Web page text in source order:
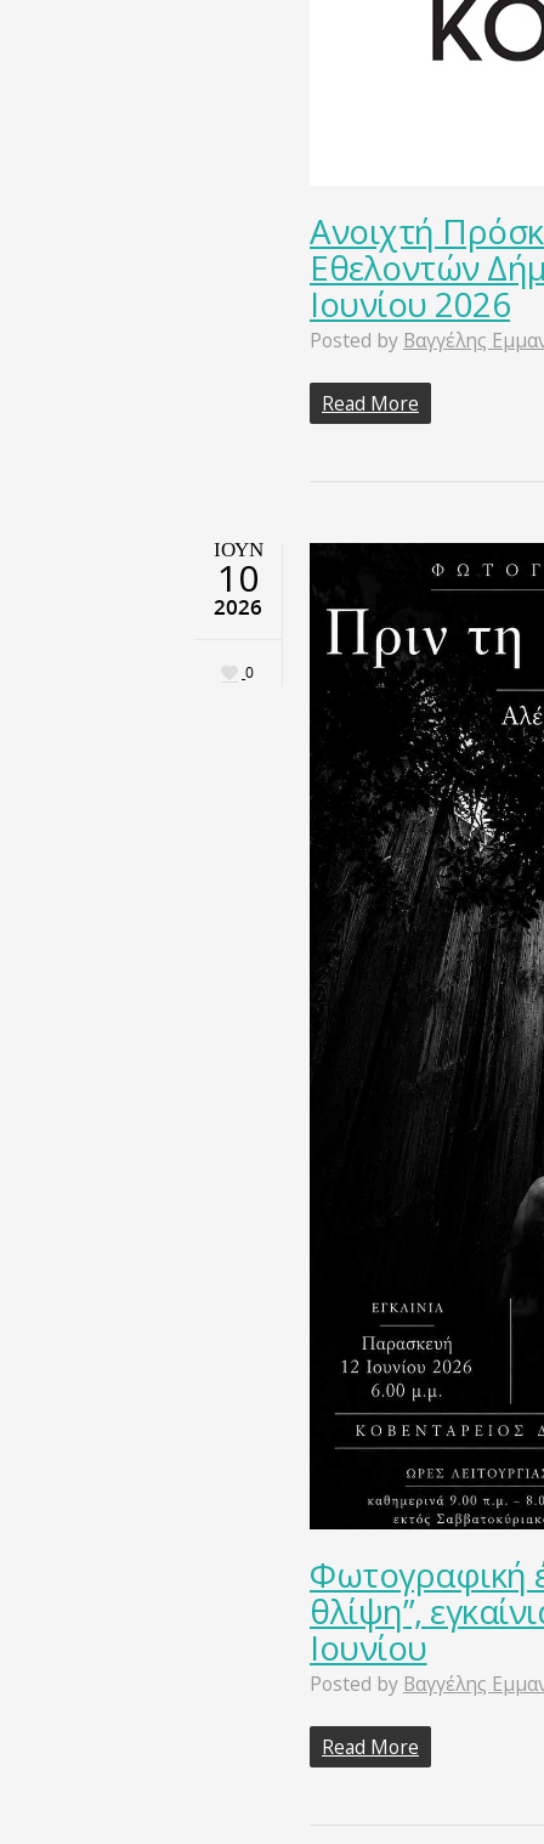
Ανοιχτή
Εθελοντών
Ιουνίου 2026
Posted by Βαγγέλης
Read More
ΙΟΎΝ
10
2026
0
Φωτογραφική
θλίψη”,
Ιουνίου
Posted by Βαγγέλης
Read More